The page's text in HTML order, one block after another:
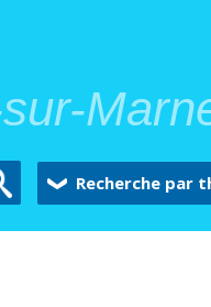
Recherche par